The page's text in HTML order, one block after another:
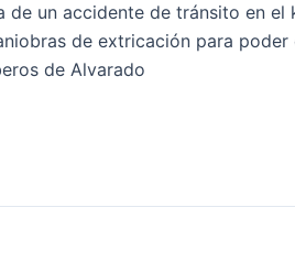
un accidente de tránsito en
de extricación para
de Alvarado